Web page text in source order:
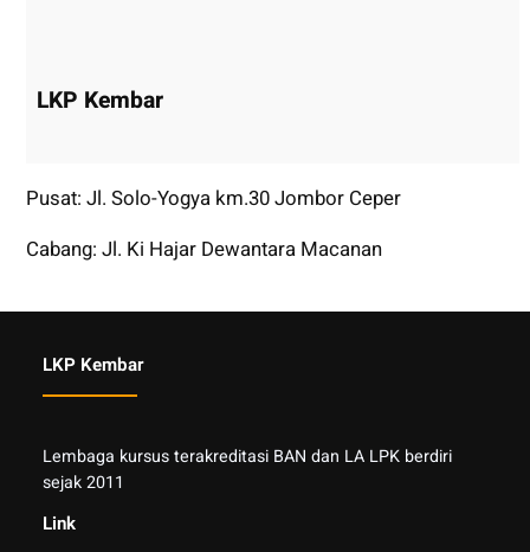
LKP Kembar
Pusat: Jl. Solo-Yogya km.30 Jombor Ceper
Cabang: Jl. Ki Hajar Dewantara Macanan
LKP Kembar
Lembaga kursus terakreditasi BAN dan LA LPK berdiri
sejak 2011
Link